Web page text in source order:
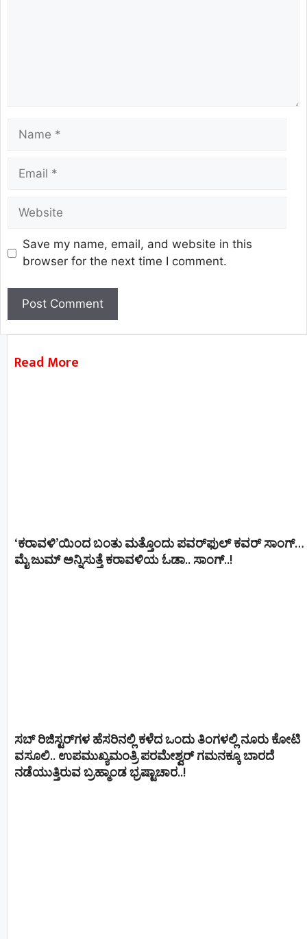
Save my name, email, and website in this
browser for the next time I comment.
Read More
‘ಕರಾವಳಿ’ಯಿಂದ ಬಂತು ಮತ್ತೊಂದು ಪವರ್‌ಫುಲ್ ಕವರ್ ಸಾಂಗ್…
ಮೈ ಜುಮ್ ಅನ್ನಿಸುತ್ತೆ ಕರಾವಳಿಯ ಓಡಾ.. ಸಾಂಗ್‌..!
ಸಬ್ ರಿಜಿಸ್ಟರ್​ಗಳ ಹೆಸರಿನಲ್ಲಿ ಕಳೆದ ಒಂದು ತಿಂಗಳಲ್ಲಿ ನೂರು ಕೋಟಿ
ವಸೂಲಿ.. ಉಪಮುಖ್ಯಮಂತ್ರಿ ಪರಮೇಶ್ವರ್​ ಗಮನಕ್ಕೂ ಬಾರದೆ
ನಡೆಯುತ್ತಿರುವ ಬ್ರಹ್ಮಾಂಡ ಭ್ರಷ್ಟಾಚಾರ..!